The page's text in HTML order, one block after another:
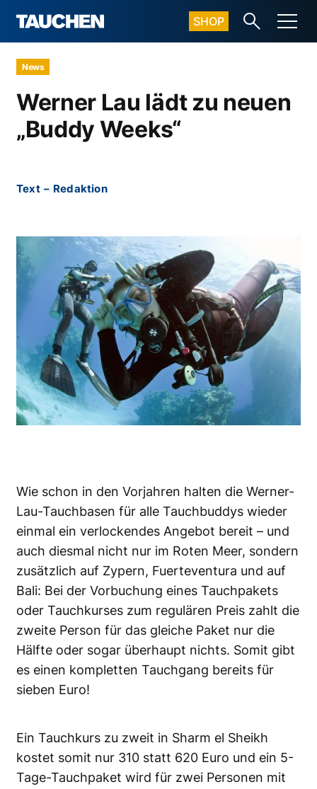
SHOP
News
Werner Lau lädt zu neuen
„Buddy Weeks“
Text – Redaktion
Wie schon in den Vorjahren halten die Werner-
Lau-Tauchbasen für alle Tauchbuddys wieder
einmal ein verlockendes Angebot bereit – und
auch diesmal nicht nur im Roten Meer, sondern
zusätzlich auf Zypern, Fuerteventura und auf
Bali: Bei der Vorbuchung eines Tauchpakets
oder Tauchkurses zum regulären Preis zahlt die
zweite Person für das gleiche Paket nur die
Hälfte oder sogar überhaupt nichts. Somit gibt
es einen kompletten Tauchgang bereits für
sieben Euro!
Ein Tauchkurs zu zweit in Sharm el Sheikh
kostet somit nur 310 statt 620 Euro und ein 5-
Tage-Tauchpaket wird für zwei Personen mit